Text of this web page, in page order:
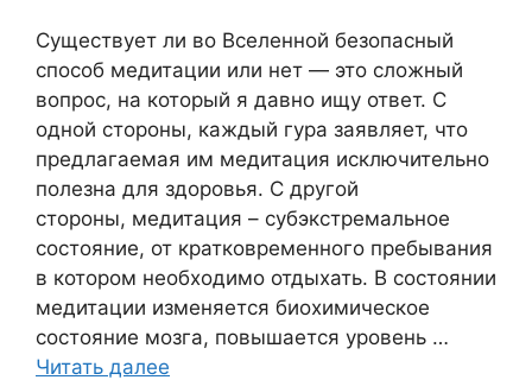
Существует ли во Вселенной безопасный
способ медитации или нет — это сложный
вопрос, на который я давно ищу ответ. С
одной стороны, каждый гура заявляет, что
предлагаемая им медитация исключительно
полезна для здоровья. С другой
стороны, медитация – субэкстремальное
состояние, от кратковременного пребывания
в котором необходимо отдыхать. В состоянии
медитации изменяется биохимическое
состояние мозга, повышается уровень …
Читать далее